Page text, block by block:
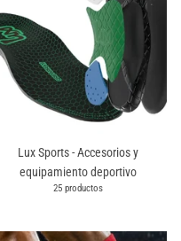
Lux Sports - Accesorios y
equipamiento deportivo
25 productos